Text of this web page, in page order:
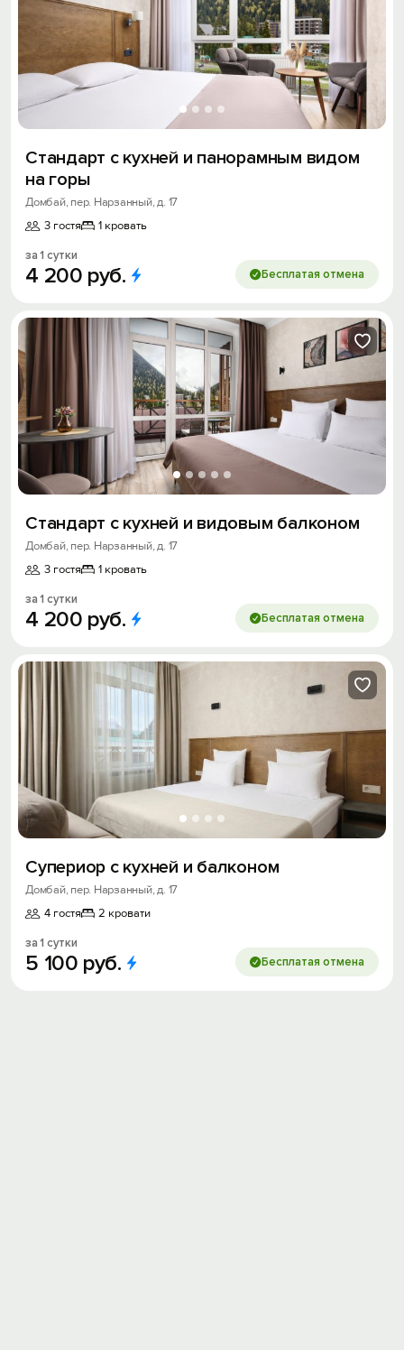
Стандарт с кухней и панорамным видом
на горы
Домбай, пер. Нарзанный, д. 17
3 гостя
1 кровать
за 1 сутки
4 200 руб. Бесплатая отмена
Стандарт с кухней и видовым балконом
Домбай, пер. Нарзанный, д. 17
3 гостя
1 кровать
за 1 сутки
4 200 руб. Бесплатая отмена
Супериор с кухней и балконом
Домбай, пер. Нарзанный, д. 17
4 гостя
2 кровати
за 1 сутки
5 100 руб. Бесплатая отмена